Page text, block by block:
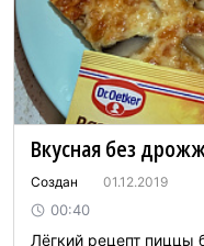
Вкусная без
Создан 01.12.2019
00:40
Лёгкий рецепт пиццы